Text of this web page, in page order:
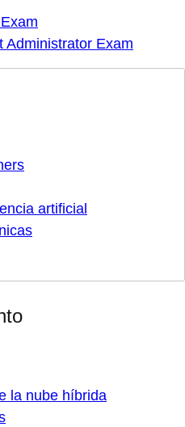
Administrator Exam
artificial
la nube híbrida